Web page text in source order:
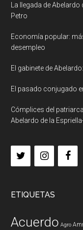
La llegada de Abelardo
Petro
Economía popular:
desempleo
El gabinete de
El pasado conjugado
Cómplices del
Abelardo de la
ETIQUETAS
Acuerdo Agro